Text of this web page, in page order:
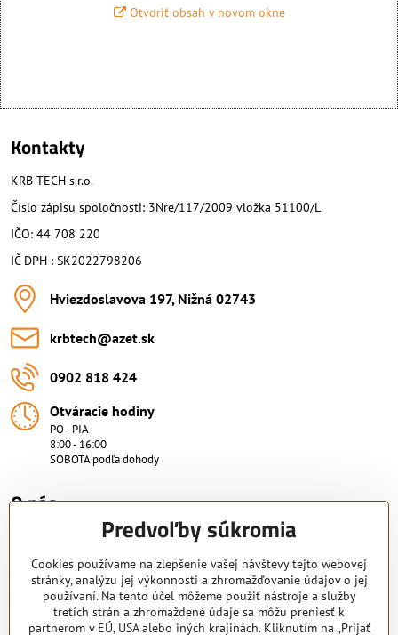
Otvoriť obsah v novom okne
Kontakty
KRB-TECH s.r.o.
Číslo zápisu spoločnosti: 3Nre/117/2009 vložka 51100/L
IČO: 44 708 220
IČ DPH : SK2022798206
Hviezdoslavova 197, Nižná 02743
krbtech​@azet​.sk
0902 818 424
Otváracie hodiny
PO - PIA
8:00 - 16:00
SOBOTA podľa dohody
O nás.
Viac ako 15 rokov skúsenosti.
Nakupujte od overeného predajcu s certifikovaným servisným
strediskom. KRB-TECH s.r.o.
Pridajte sa k nám
Predvoľby súkromia
Cookies používame na zlepšenie vašej návštevy tejto webovej
stránky, analýzu jej výkonnosti a zhromažďovanie údajov o jej
používaní. Na tento účel môžeme použiť nástroje a služby
tretích strán a zhromaždené údaje sa môžu preniesť k
partnerom v EÚ, USA alebo iných krajinách. Kliknutím na „Prijať